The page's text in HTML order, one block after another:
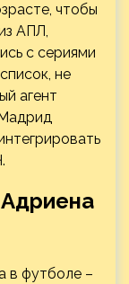
чтобы
АПЛ,
с сериями
не
агент
в футболе –